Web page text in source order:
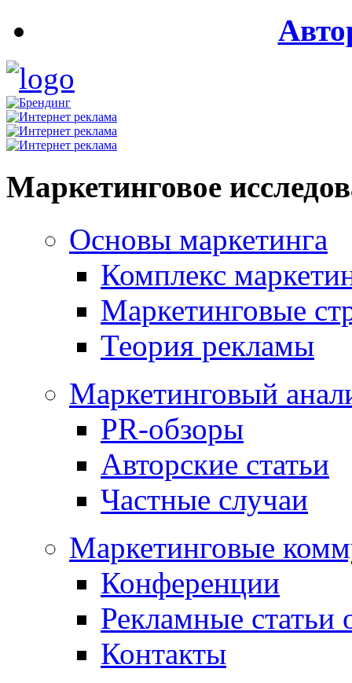
Маркетинговое
Основы маркетинга
Комплекс
Маркетинговые
Теория рекламы
Маркетинговый
PR-обзоры
Авторские статьи
Частные случаи
Маркетинговые
Конференции
Рекламные статьи
Контакты